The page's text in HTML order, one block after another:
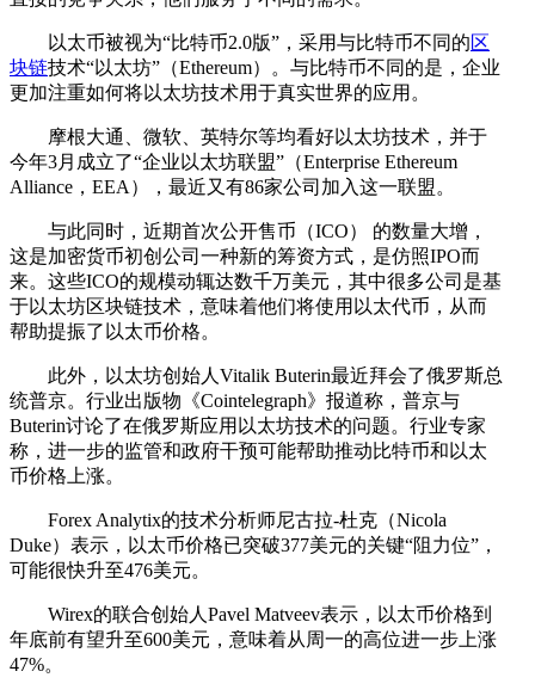
以太币被视为“比特币2.0版”，采用与比特币不同的区
块链技术“以太坊”（Ethereum）。与比特币不同的是，企业
更加注重如何将以太坊技术用于真实世界的应用。
摩根大通、微软、英特尔等均看好以太坊技术，并于
今年3月成立了“企业以太坊联盟”（Enterprise Ethereum
Alliance，EEA），最近又有86家公司加入这一联盟。
与此同时，近期首次公开售币（ICO） 的数量大增，
这是加密货币初创公司一种新的筹资方式，是仿照IPO而
来。这些ICO的规模动辄达数千万美元，其中很多公司是基
于以太坊区块链技术，意味着他们将使用以太代币，从而
帮助提振了以太币价格。
此外，以太坊创始人Vitalik Buterin最近拜会了俄罗斯总
统普京。行业出版物《Cointelegraph》报道称，普京与
Buterin讨论了在俄罗斯应用以太坊技术的问题。行业专家
称，进一步的监管和政府干预可能帮助推动比特币和以太
币价格上涨。
Forex Analytix的技术分析师尼古拉-杜克（Nicola
Duke）表示，以太币价格已突破377美元的关键“阻力位”，
可能很快升至476美元。
Wirex的联合创始人Pavel Matveev表示，以太币价格到
年底前有望升至600美元，意味着从周一的高位进一步上涨
47%。